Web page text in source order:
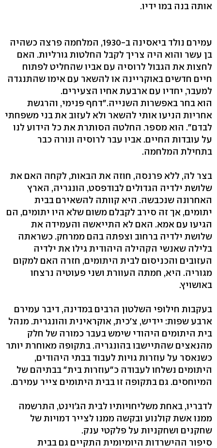
אותה בנה במו ידיו.
עמירם נולד ביאסינה ב-1930, המלחמה פרצה כשהיה
בן עשר והוא היה צריך לקבל החלטות גורליות. האם
לחצות את הגבול לרוסיה עם אביו שהחליט לפתוח
חיים חדשים באוקריינה או להשאר עם אימו שהתנגדה
למעבר, יחדיו עם ארבעת אחיו הצעירים.
הוא בחר באפשרות השנייה."דחף פנימי, והרגשת
אחריות הניעו אותי להשאר ולא לעזוב את בני משפחתי
לבדם". הוא מספר. החלטה הסותרת את כל הידוע לנו
על עובדות החיים. אביו עבר לרוסיה ונורה כבר
בתחילת המלחמה.
בצר לה, ללא פרנסה, חוזה את הבאות, לקחה האם את
שלושת ילדיה הגדולים לבודפסט, הונגריה, הארץ
האחרונה שנכבשה. היא קוותה להשאירם בבית
יתומים, אך זה סירב לקבלם משום שלא היו יתומים, הם
הגיעו עם אמא. האם לא התייאשה והעמידה את
שלושת ילדיה ברחוב וצפתה בהם ממרחק. כשראתה
בלילה שאנשי הקהילה היהודית גילו את ילדיה
העזובים והכניסום לבית היתומים, חזרה האם למקום
מגוריה. היא, חמתה העוורת ושני פעוטיה נרצחו
באושויץ.
בעקבות חילופי השלטון הרבים במדינה, דיבר עמירם
ארבע שפות: יידיש, צ'כית, אוקראינית והונגרית. מנהל
בית היתומים היהודי שימש בעבר כמורה של חלק
מהנאצים שהתיישבו בהונגריה. בתקופה מאוחרת יותר
כשנאסר על עוזרות גויות לעבוד בבתי היהודים,
היתומים נשלחו לעבודה כ"עוזרות בית" בבתיהם של
המיוחסים. גם בתקופה זו בבית היתומים צייר עמירם.
לדבריו, באחת משליחויותיו לבית הג'וינט, התרשמה
ממנו אשת קולנוע ובקשה ממנו לצייר דמויות של
שחקנים ושחקניות על פלקטי ענק.
סיפור ההישרדות היומיומית התקיים גם בבית